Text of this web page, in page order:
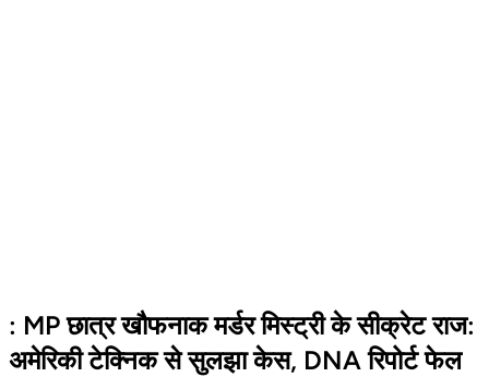
: MP छात्र खौफनाक मर्डर मिस्ट्री के सीक्रेट राज:
अमेरिकी टेक्निक से सुलझा केस, DNA रिपोर्ट फेल